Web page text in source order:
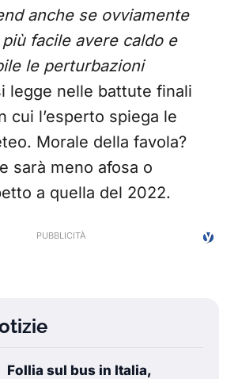
anche se ovviamente
facile avere caldo e
le perturbazioni
legge nelle battute finali
cui l’esperto spiega le
Morale della favola?
sarà meno afosa o
a quella del 2022.
Follia sul bus in Italia,